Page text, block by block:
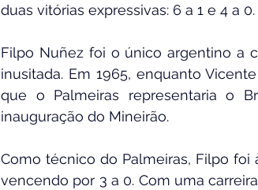
duas vitórias expressivas: 6 a 1 e 4 a 0.
Filpo Nuñez foi o único argentino a
inusitada. Em 1965, enquanto
que o Palmeiras representaria o
inauguração do Mineirão.
Como técnico do Palmeiras, Filpo
vencendo por 3 a 0. Com uma